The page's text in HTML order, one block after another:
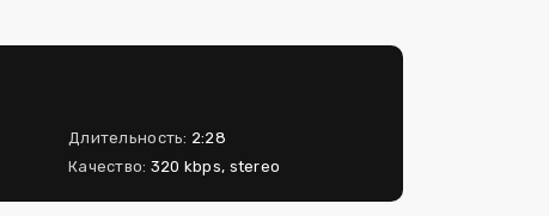
Длительность: 2:28
Качество: 320 kbps, stereo